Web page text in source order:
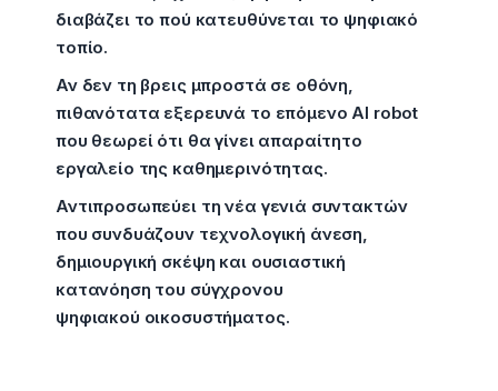
διαβάζει το πού κατευθύνεται το ψηφιακό
τοπίο.
Αν δεν τη βρεις μπροστά σε οθόνη,
πιθανότατα εξερευνά το επόμενο AI robot
που θεωρεί ότι θα γίνει απαραίτητο
εργαλείο της καθημερινότητας.
Αντιπροσωπεύει τη νέα γενιά συντακτών
που συνδυάζουν τεχνολογική άνεση,
δημιουργική σκέψη και ουσιαστική
κατανόηση του σύγχρονου
ψηφιακού οικοσυστήματος.